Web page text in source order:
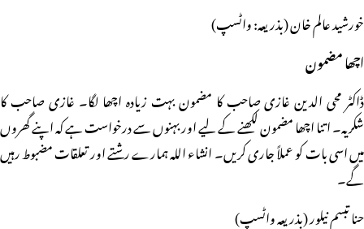
خورشید عالم خان (بذریعہ: واٹسپ)
اچھا مضمون
ڈاکٹر محی الدین غازی صاحب کا مضمون بہت زیادہ اچھا لگا۔ غازی صاحب کا
شکریہ۔ اتنا اچھا مضمون لکھنے کے لیے اور بہنوں سے درخواست ہے کہ اپنے گھروں
میں اسی بات کو عملاً جاری کریں۔ انشاء اللہ ہمارے رشتے اور تعلقات مضبوط رہیں
گے۔
حنا تبسم نیلور (بذریعہ واٹسپ)